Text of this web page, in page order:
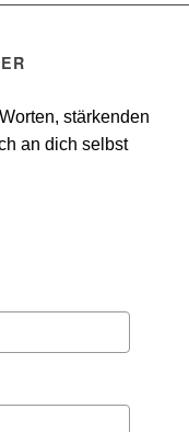
stärkenden
an dich selbst